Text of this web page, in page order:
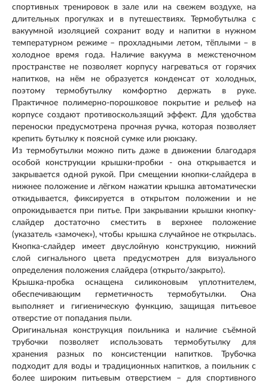
спортивных тренировок в зале или на свежем воздухе, на
длительных прогулках и в путешествиях. Термобутылка с
вакуумной изоляцией сохранит воду и напитки в нужном
температурном режиме – прохладными летом, тёплыми – в
холодное время года. Наличие вакуума в межстеночном
пространстве не позволяет корпусу нагреваться от горячих
напитков, на нём не образуется конденсат от холодных,
поэтому термобутылку комфортно держать в руке.
Практичное полимерно-порошковое покрытие и рельеф на
корпусе создают противоскользящий эффект. Для удобства
переноски предусмотрена прочная ручка, которая позволяет
крепить бутылку к поясной сумке или рюкзаку.
Из термобутылки можно пить даже в движении благодаря
особой конструкции крышки-пробки - она открывается и
закрывается одной рукой. При смещении кнопки-слайдера в
нижнее положение и лёгком нажатии крышка автоматически
откидывается, фиксируется в открытом положении и не
опрокидывается при питье. При закрывании крышки кнопку-
слайдер достаточно сместить в верхнее положение
(указатель «замочек»), чтобы крышка случайное не открылась.
Кнопка-слайдер имеет двуслойную конструкцию, нижний
слой сигнального цвета предусмотрен для визуального
определения положения слайдера (открыто/закрыто).
Крышка-пробка оснащена силиконовым уплотнителем,
обеспечивающим герметичность термобутылки. Она
выполняет и гигиеническую функцию, защищая питьевое
отверстие от попадания пыли.
Оригинальная конструкция поильника и наличие съёмной
трубочки позволяет использовать термобутылку для
хранения разных по консистенции напитков. Трубочка
подходит для воды и традиционных напитков, а поильник с
более широким питьевым отверстием – для спортивного